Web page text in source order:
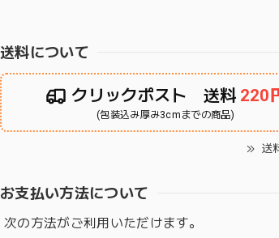
送料について
クリックポスト 送料 220
(包装込み厚み3cmまでの商品)
送
お支払い方法について
次の方法がご利用いただけます。